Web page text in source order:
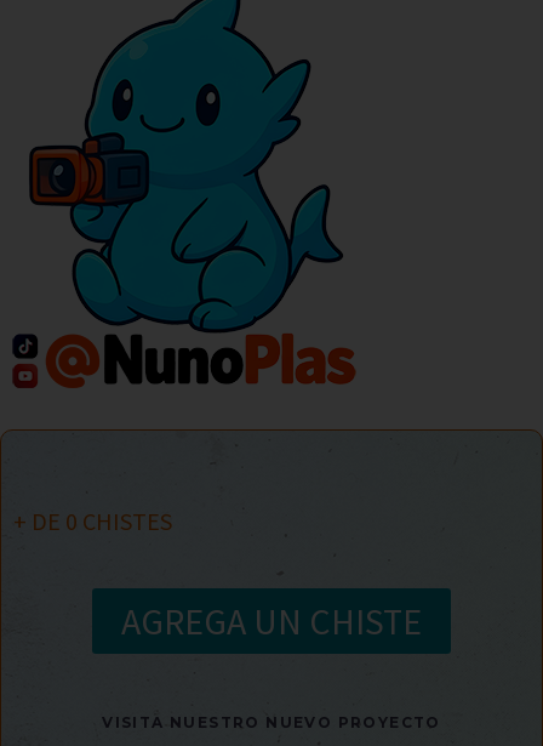
+ DE 0 CHISTES
AGREGA UN CHISTE
VISITA NUESTRO NUEVO PROYECTO